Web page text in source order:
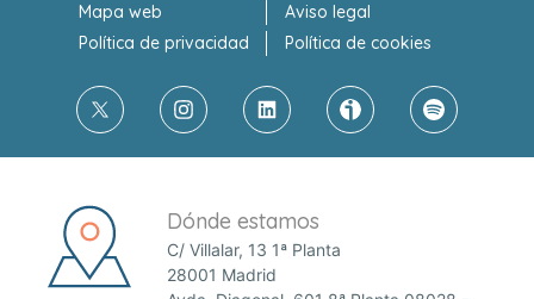
Mapa web
Aviso legal
Política de privacidad
Política de cookies
Dónde estamos
C/ Villalar, 13 1ª Planta
28001 Madrid